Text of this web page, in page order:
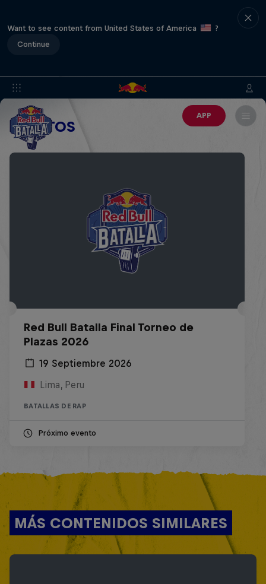
Want to see content from United States of America
?
Continue
APP
EVENTOS
Red Bull Batalla Final Torneo de
Plazas 2026
19 Septiembre 2026
Lima, Peru
BATALLAS DE RAP
Próximo evento
MÁS CONTENIDOS SIMILARES